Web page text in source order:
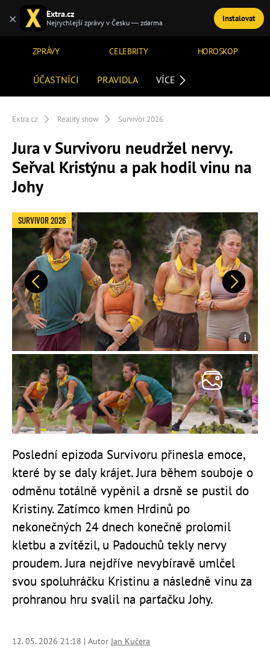
ZPRÁVY CELEBRITY HOROSKOP
TÉMATA
ÚČASTNÍCI PRAVIDLA VÍCE
Extra.cz Reality show Survivor 2026
Jura v Survivoru neudržel nervy.
Seřval Kristýnu a pak hodil vinu na
Johy
Předchozí Další
SURVIVOR 2026
Poslední epizoda Survivoru přinesla emoce,
které by se daly krájet. Jura během souboje o
odměnu totálně vypěnil a drsně se pustil do
Kristiny. Zatímco kmen Hrdinů po
nekonečných 24 dnech konečně prolomil
kletbu a zvítězil, u Padouchů tekly nervy
proudem. Jura nejdříve nevybíravě umlčel
svou spoluhráčku Kristinu a následně vinu za
prohranou hru svalil na parťačku Johy.
12. 05. 2026 21:18 | AutorJan Kučera
× Extra.cz
Nejrychlejší zprávy v Česku — zdarma Instalovat